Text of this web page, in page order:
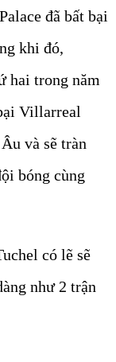
đã bất bại
khi đó,
hai trong năm
Villarreal
và sẽ tràn
bóng cùng
có lẽ sẽ
như 2 trận